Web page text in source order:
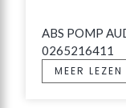
ABS POMP
0265216411
MEER LEZEN